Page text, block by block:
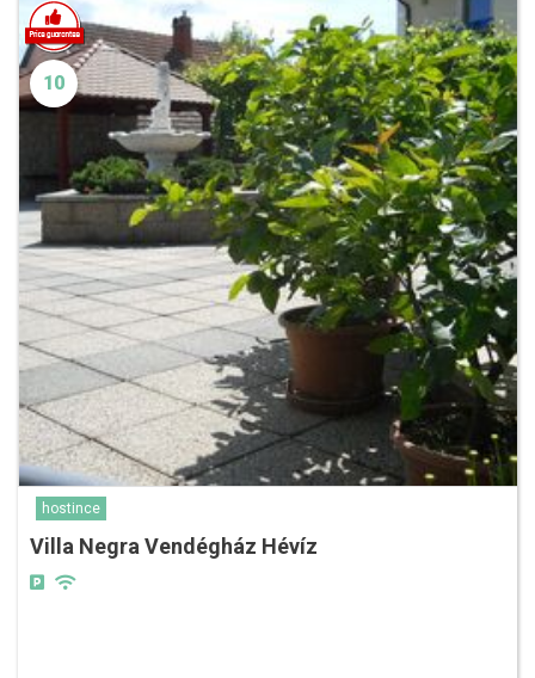
10
hostince
Villa Negra Vendégház Hévíz